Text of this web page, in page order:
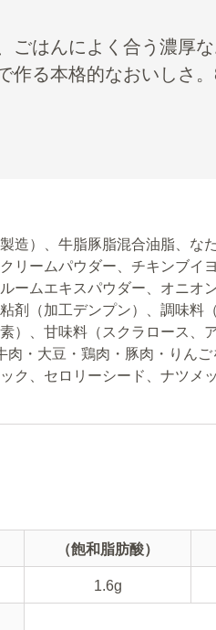
はんによく合う濃厚な
作る本格的なおいしさ。
造）、牛脂豚脂混合油脂、な
リームパウダー、チキンブイ
ームエキスパウダー、オニオ
剤（加工デンプン）、調味料
）、甘味料（スクラロース、
・大豆・鶏肉・豚肉・りん
ク、セロリーシード、ナツメ
（飽和脂肪酸）
1.6g